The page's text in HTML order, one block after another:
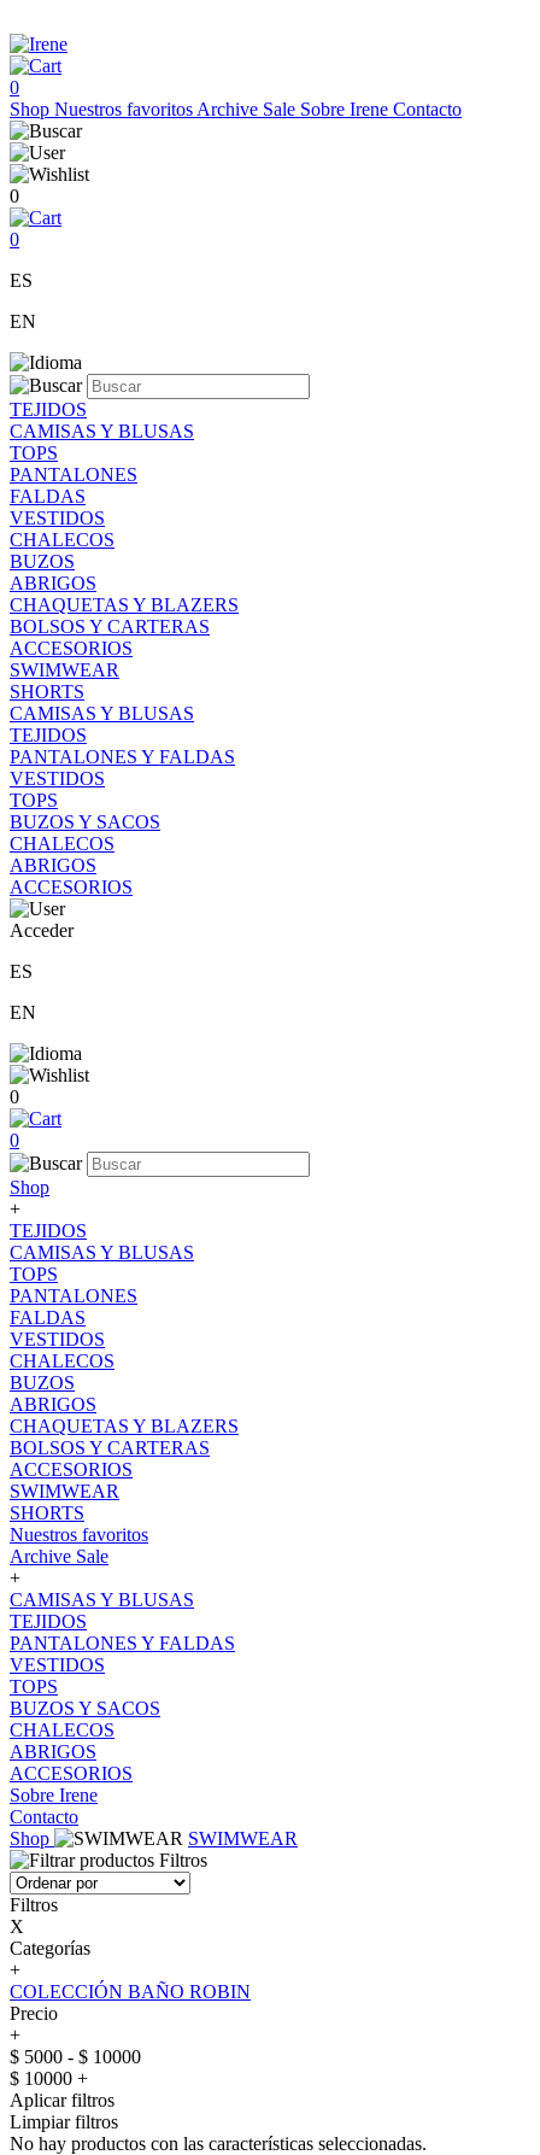
0
Shop Nuestros favoritos Archive Sale Sobre Irene Contacto
0
0
ES
EN
TEJIDOS
CAMISAS Y BLUSAS
TOPS
PANTALONES
FALDAS
VESTIDOS
CHALECOS
BUZOS
ABRIGOS
CHAQUETAS Y BLAZERS
BOLSOS Y CARTERAS
ACCESORIOS
SWIMWEAR
SHORTS
CAMISAS Y BLUSAS
TEJIDOS
PANTALONES Y FALDAS
VESTIDOS
TOPS
BUZOS Y SACOS
CHALECOS
ABRIGOS
ACCESORIOS
Acceder
ES
EN
0
0
Shop
+
TEJIDOS
CAMISAS Y BLUSAS
TOPS
PANTALONES
FALDAS
VESTIDOS
CHALECOS
BUZOS
ABRIGOS
CHAQUETAS Y BLAZERS
BOLSOS Y CARTERAS
ACCESORIOS
SWIMWEAR
SHORTS
Nuestros favoritos
Archive Sale
+
CAMISAS Y BLUSAS
TEJIDOS
PANTALONES Y FALDAS
VESTIDOS
TOPS
BUZOS Y SACOS
CHALECOS
ABRIGOS
ACCESORIOS
Sobre Irene
Contacto
Shop
SWIMWEAR
Filtros
Filtros
X
Categorías
+
COLECCIÓN BAÑO ROBIN
Precio
+
$ 5000 - $ 10000
$ 10000 +
Aplicar filtros
Limpiar filtros
No hay productos con las características seleccionadas.